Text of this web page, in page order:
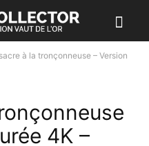
à la tronçonneuse – Version
4K –